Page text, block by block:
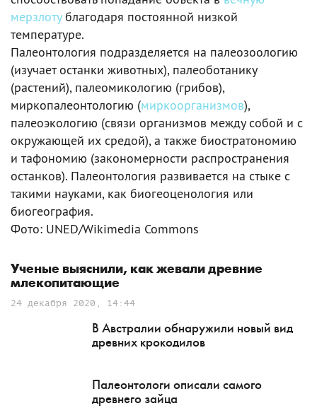
мерзлотублагодаря постоянной низкой
температуре.
Палеонтология подразделяется на палеозоологию
(изучает останки животных), палеоботанику
(растений), палеомикологию (грибов),
миркопалеонтологию (миркоорганизмов),
палеоэкологию (связи организмов между собой и с
окружающей их средой), а также биостратономию
и тафономию (закономерности распространения
останков). Палеонтология развивается на стыке с
такими науками, как биогеоценология или
биогеография.
Фото: UNED/Wikimedia Commons
Ученые выяснили, как жевали древние
млекопитающие
24 декабря 2020, 14:44
В Австралии обнаружили новый вид
древних крокодилов
Палеонтологи описали самого
древнего зайца